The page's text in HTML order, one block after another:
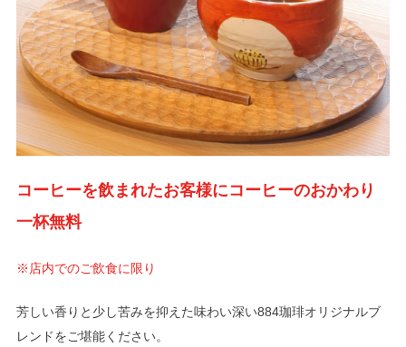
コーヒーを飲まれたお客様にコーヒーのおかわり
一杯無料
※店内でのご飲食に限り
芳しい香りと少し苦みを抑えた味わい深い884珈琲オリジナルブ
レンドをご堪能ください。